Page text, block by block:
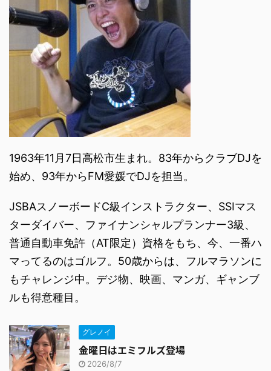
1963年11月7日高松市生まれ。83年からクラブDJを
始め、93年からFM愛媛でDJを担当。
JSBAスノーボードC級インストラクター、SSIマス
ターダイバー、ファイナンシャルプランナー3級、
普通自動車免許（AT限定）資格をもち、今、一番ハ
マってるのはゴルフ。50歳からは、フルマラソンに
もチャレンジ中。デジ物、映画、マンガ、ギャンブ
ルも得意種目。
グレノイ
金曜日はエミフルズ登場
2026/8/7